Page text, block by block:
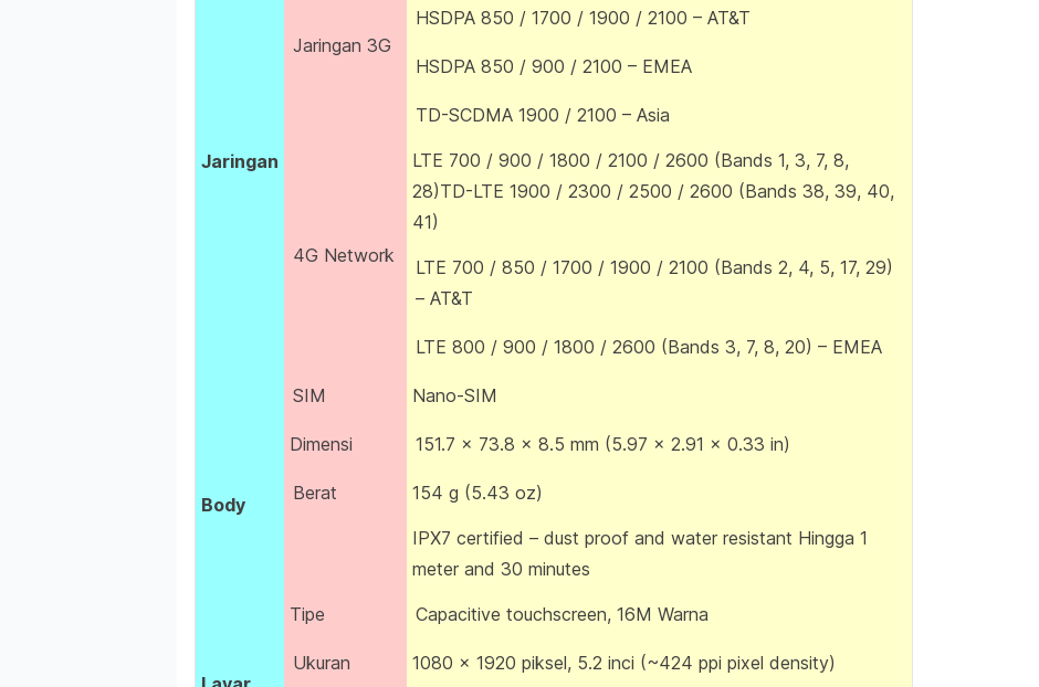
Jaringan
Jaringan 3G
HSDPA 850 / 1700 / 1900 / 2100 – AT&T
HSDPA 850 / 900 / 2100 – EMEA
TD-SCDMA 1900 / 2100 – Asia
4G Network
LTE 700 / 900 / 1800 / 2100 / 2600 (Bands 1, 3, 7, 8,
28)TD-LTE 1900 / 2300 / 2500 / 2600 (Bands 38, 39, 40,
41)
LTE 700 / 850 / 1700 / 1900 / 2100 (Bands 2, 4, 5, 17, 29)
– AT&T
LTE 800 / 900 / 1800 / 2600 (Bands 3, 7, 8, 20) – EMEA
SIM Nano-SIM
Body
Dimensi 151.7 x 73.8 x 8.5 mm (5.97 x 2.91 x 0.33 in)
Berat 154 g (5.43 oz)
IPX7 certified – dust proof and water resistant Hingga 1
meter and 30 minutes
Tipe Capacitive touchscreen, 16M Warna
Ukuran 1080 x 1920 piksel, 5.2 inci (~424 ppi pixel density)